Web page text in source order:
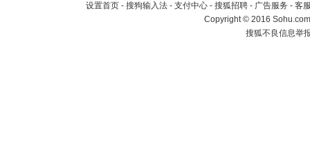
设置首页 - 搜狗输入法 - 支付中心 - 搜狐招聘 - 广告服务 - 客
Copyright©2016
搜狐不良信息举